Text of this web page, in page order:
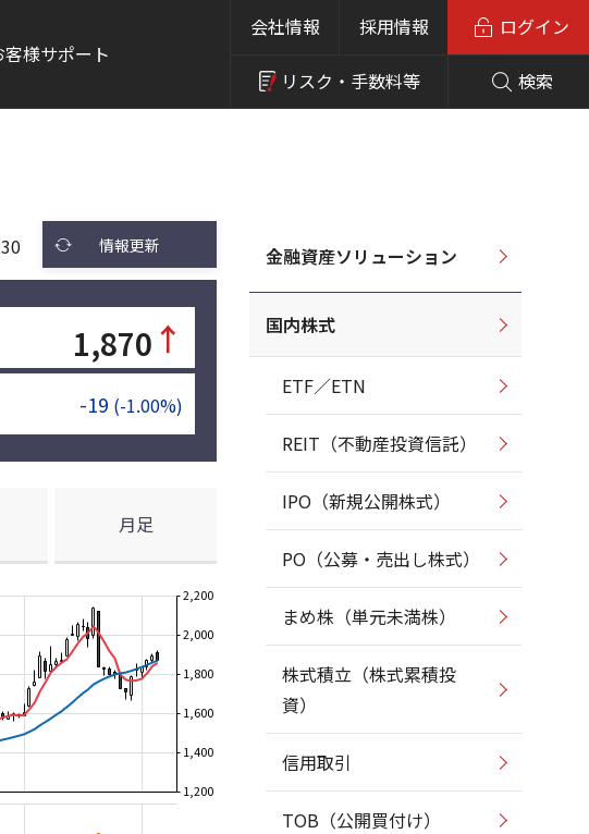
客様サポート
会社情報 採用情報
リスク・ 手数料等 検索
ログイン
情報更新
1,870 ↑
-19 (-1.00%)
月足
1,200
1,400
1,600
1,800
2,000
2,200
金融資産ソリューション
国内株式
ETF／ETN
REIT（不動産投資信託）
IPO（新規公開株式）
PO（公募・売出し株式）
まめ株（単元未満株）
株式積立（株式累積投
資）
信用取引
TOB（公開買付け）